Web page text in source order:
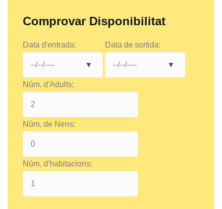
Comprovar Disponibilitat
Data d'entrada: Data de sortida:
Núm. d'Adults:
Núm. de Nens:
Núm. d'habitacions: